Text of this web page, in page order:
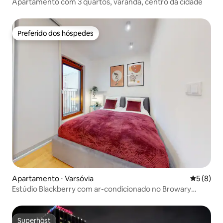
Preferido dos hóspedes
Preferido dos hóspedes
Apartamento ⋅ Varsóvia 5 de
5 (8)
Estúdio Blackberry com ar-condicionado no Browary
Superhost